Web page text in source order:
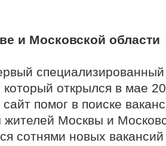
и Московской области
открылся в мае
помог в поиске
жителей Москвы и
сотнями новых